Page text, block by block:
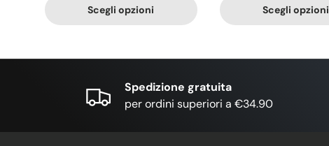
Scegli opzioni Scegli opzioni
Spedizione gratuita
per ordini superiori a €34.90